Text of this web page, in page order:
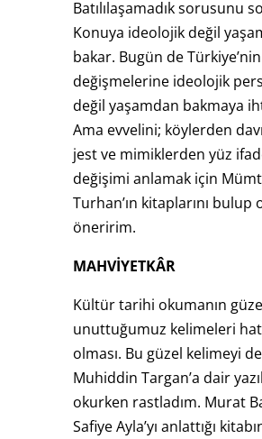
Batılılaşamadık sorusunu
Konuya ideolojik değil
bakar. Bugün de
değişmelerine ideolojik
değil yaşamdan bakmaya
Ama evvelini; köylerden
jest ve mimiklerden yüz
değişimi anlamak için
Turhan’ın kitaplarını bulup
öneririm.
MAHVİYETKÂR
Kültür tarihi okumanın
unuttuğumuz kelimeleri
olması. Bu güzel kelimeyi
Muhiddin Targan’a dair
okurken rastladım. Murat
Safiye Ayla’yı anlattığı